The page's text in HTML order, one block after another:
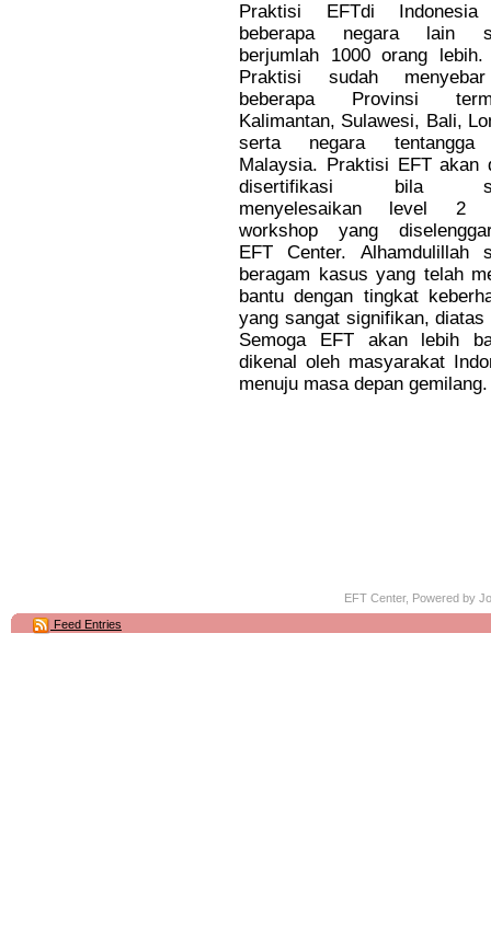
Praktisi EFTdi
beberapa negara lain
berjumlah 1000 orang lebih.
Praktisi sudah
beberapa Provinsi
Kalimantan, Sulawesi, Bali,
serta negara
Malaysia. Praktisi EFT akan
disertifikasi bila
menyelesaikan level 2
workshop yang
EFT Center. Alhamdulillah
beragam kasus yang telah
bantu dengan tingkat
yang sangat signifikan, diatas
Semoga EFT akan lebih
dikenal oleh masyarakat
menuju masa depan gemilang.
EFT Center, Powered by
Feed Entries